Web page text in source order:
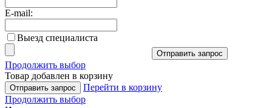
E-mail:
Выезд специалиста
Отправить запрос
Продолжить выбор
Товар добавлен в корзину
Отправить запрос
Перейти в корзину
Продолжить выбор